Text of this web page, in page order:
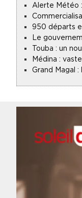
Alerte Météo
950 départs
Le
Touba : un
Médina :
Grand Magal